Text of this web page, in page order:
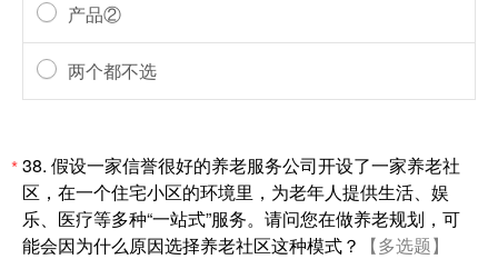
产品②
两个都不选
*38. 假设一家信誉很好的养老服务公司开设了一家养老社
区，在一个住宅小区的环境里，为老年人提供生活、娱
乐、医疗等多种“一站式”服务。请问您在做养老规划，可
能会因为什么原因选择养老社区这种模式？
【多选题】